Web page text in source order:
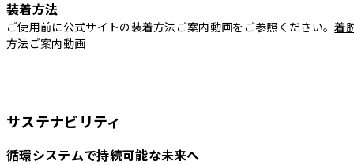
装着方法
ご使用前に公式サイトの装着方法ご案内動画をご参照ください。着
方法ご案内動画
サステナビリティ
循環システムで持続可能な未来へ